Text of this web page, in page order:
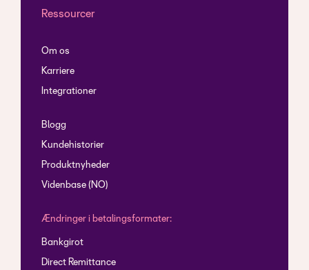
Ressourcer
Om os
Karriere
Integrationer
Blogg
Kundehistorier
Produktnyheder
Videnbase (NO)
Ændringer i betalingsformater:
Bankgirot
Direct Remittance